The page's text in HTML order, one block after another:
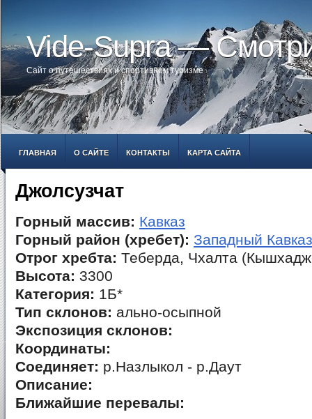
Vide-Supra —
Сайт о путешествиях и спортивном туризме
ГЛАВНАЯ О САЙТЕ КОНТАКТЫ КАРТА САЙТА
Джолсузчат
Горный массив: Кавказ
Горный район (хребет): Западный Кавказ
Отрог хребта: Теберда, Чхалта
Высота: 3300
Категория: 1Б*
Тип склонов: ально-осыпной
Экспозиция склонов:
Координаты:
Соединяет: р.Назлыкол - р.Даут
Описание:
Ближайшие перевалы: